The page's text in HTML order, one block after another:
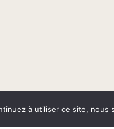
à utiliser ce site,